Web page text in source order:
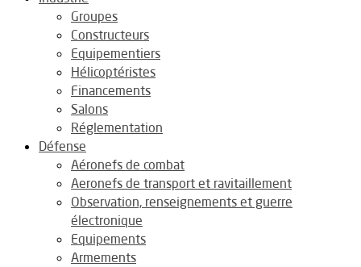
Groupes
Constructeurs
Equipementiers
Hélicoptéristes
Financements
Salons
Réglementation
Défense
Aéronefs de combat
Aeronefs de transport et ravitaillement
Observation, renseignements et guerre
électronique
Equipements
Armements